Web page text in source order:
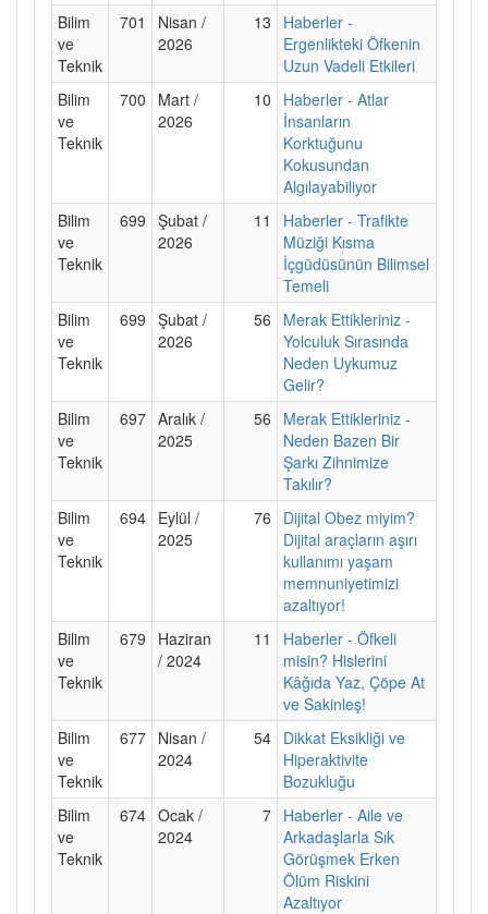
Bilim
ve
Teknik
701
Nisan /
2026
13
Haberler -
Ergenlikteki Öfkenin
Uzun Vadeli Etkileri
Bilim
ve
Teknik
700
Mart /
2026
10
Haberler - Atlar
İnsanların
Korktuğunu
Kokusundan
Algılayabiliyor
Bilim
ve
Teknik
699 Şubat /
2026
11
Haberler - Trafikte
Müziği Kısma
İçgüdüsünün Bilimsel
Temeli
Bilim
ve
Teknik
699 Şubat /
2026
56
Merak Ettikleriniz -
Yolculuk Sırasında
Neden Uykumuz
Gelir?
Bilim
ve
Teknik
697 Aralık /
2025
56
Merak Ettikleriniz -
Neden Bazen Bir
Şarkı Zihnimize
Takılır?
Bilim
ve
Teknik
694 Eylül /
2025
76
Dijital Obez miyim?
Dijital araçların aşırı
kullanımı yaşam
memnuniyetimizi
azaltıyor!
Bilim
ve
Teknik
679
Haziran
/ 2024
11
Haberler - Öfkeli
misin? Hislerini
Kâğıda Yaz, Çöpe At
ve Sakinleş!
Bilim
ve
Teknik
677 Nisan /
2024
54 Dikkat Eksikliği ve
Hiperaktivite
Bozukluğu
Bilim
ve
Teknik
674 Ocak /
2024
7 Haberler - Aile ve
Arkadaşlarla Sık
Görüşmek Erken
Ölüm Riskini
Azaltıyor